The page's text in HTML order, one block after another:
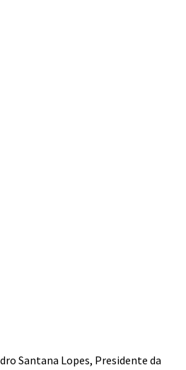
Santana Lopes, Presidente da